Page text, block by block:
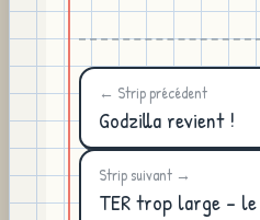
← Strip précédent
Godzilla revient !
Strip suivant →
TER trop large -